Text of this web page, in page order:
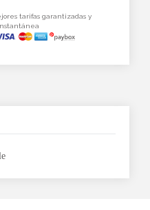
tarifas garantizadas y